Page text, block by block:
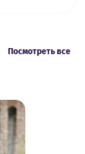
Посмотреть все